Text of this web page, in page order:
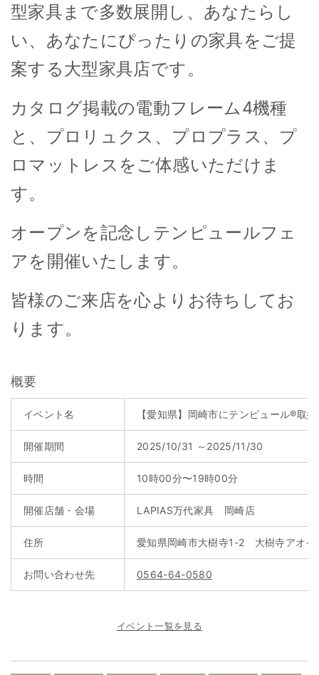
型家具まで多数展開し、あなたらし
い、あなたにぴったりの家具をご提
案する大型家具店です。
カタログ掲載の電動フレーム4機種
と、プロリュクス、プロプラス、プ
ロマットレスをご体感いただけま
す。
オープンを記念しテンピュールフェ
アを開催いたします。
皆様のご来店を心よりお待ちしてお
ります。
概要
イベント名 【愛知県】岡崎市にテンピュール®
開催期間 2025/10/31 ～2025/11/30
時間 10時00分〜19時00分
開催店舗・会場 LAPIAS万代家具 岡崎店
住所 愛知県岡崎市大樹寺1-2 大樹寺アオイ
お問い合わせ先 0564-64-0580
イベント一覧を見る